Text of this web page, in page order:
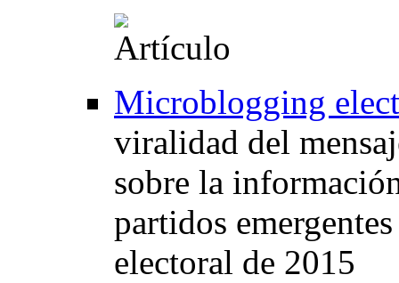
Microblogging
viralidad del
sobre la
partidos
electoral de 2015